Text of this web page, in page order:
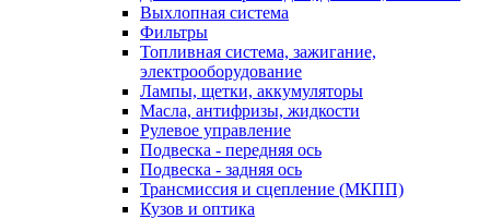
Выхлопная система
Фильтры
Топливная система, зажигание,
электрооборудование
Лампы, щетки, аккумуляторы
Масла, антифризы, жидкости
Рулевое управление
Подвеска - передняя ось
Подвеска - задняя ось
Трансмиссия и сцепление (МКПП)
Кузов и оптика